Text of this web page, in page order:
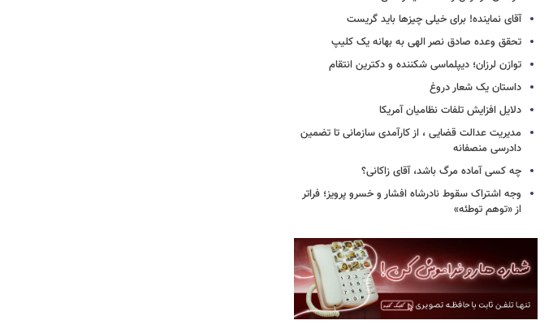
آقای نماینده! برای خیلی چیزها باید گریست
تحقق وعده صادق نصر الهی به بهانه یک کلیپ
توازن لرزان؛ دیپلماسی شکننده و دکترین انتقام
داستان یک شعار دروغ
دلایل افزایش تلفات نظامیان آمریکا
مدیریت عدالت قضایی ، از کارآمدی سازمانی تا تضمین
دادرسی منصفانه
چه کسی آماده مرگ باشد، آقای زاکانی؟
وجه اشتراک سقوط نادرشاه افشار و خسرو پرویز؛ فراتر
از «توهم توطئه»